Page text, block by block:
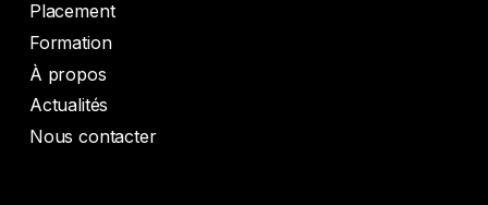
Placement
Formation
À propos
Actualités
Nous contacter